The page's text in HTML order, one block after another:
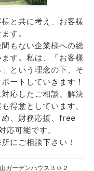
と共に考え、お客様
す。
もない企業様への総
す。私は、「お客様
という理念の下、そ
ートしていきます！
応したご相談、解決
得意としています。
、財務応援、free
応可能です。
にご相談下さい！
ガーデンハウス３０２